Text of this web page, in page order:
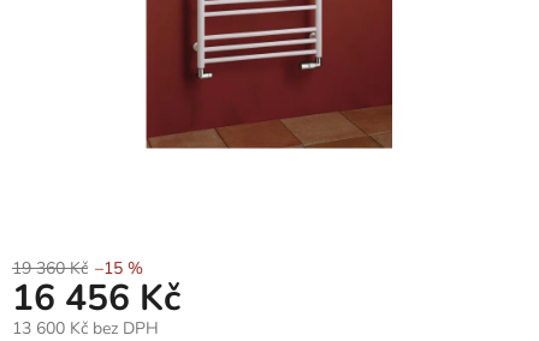
19 360 Kč –15 %
16 456 Kč
13 600 Kč bez DPH